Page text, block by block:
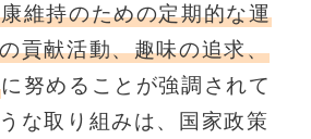
維持のための定期的な運
貢献活動、趣味の追求、
に努めることが強調されて
な取り組みは、国家政策